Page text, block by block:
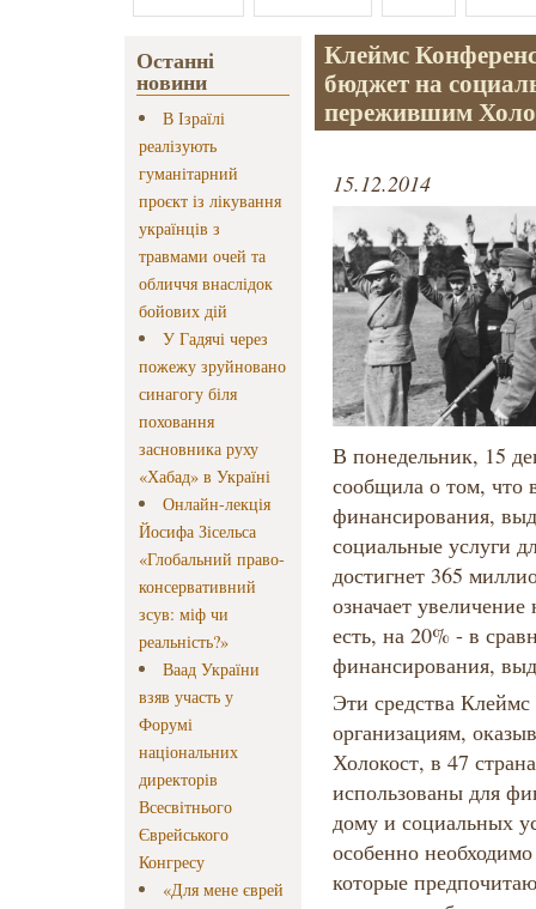
Останні
новини
В Ізраїлі
реалізують
гуманітарний
проєкт із лікування
українців з
травмами очей та
обличчя внаслідок
бойових дій
У Гадячі через
пожежу зруйновано
синагогу біля
поховання
засновника руху
«Хабад» в Україні
Онлайн-лекція
Йосифа Зісельса
«Глобальний право-
консервативний
зсув: міф чи
реальність?»
Ваад України
взяв участь у
Форумі
національних
директорів
Всесвітнього
Єврейського
Конгресу
«Для мене єврей
Клеймс
бюджет на
пережившим
15.12.2014
В понедельник, 15
сообщила о том, что
финансирования,
социальные услуги
достигнет 365
означает
есть, на 20% - в
финансирования,
Эти средства
организациям,
Холокост, в 47
использованы для
дому и социальных
особенно
которые